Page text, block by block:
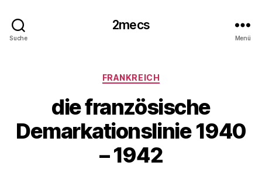
Suche
2mecs
Menü
Kategorien
FRANKREICH
die französische
Demarkationslinie 1940
– 1942